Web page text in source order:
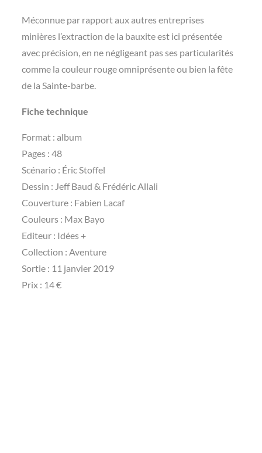
Méconnue par rapport aux autres entreprises
minières l’extraction de la bauxite est ici présentée
avec précision, en ne négligeant pas ses particularités
comme la couleur rouge omniprésente ou bien la fête
de la Sainte-barbe.
Fiche technique
Format : album
Pages : 48
Scénario : Éric Stoffel
Dessin : Jeff Baud & Frédéric Allali
Couverture : Fabien Lacaf
Couleurs : Max Bayo
Editeur : Idées +
Collection : Aventure
Sortie : 11 janvier 2019
Prix : 14 €